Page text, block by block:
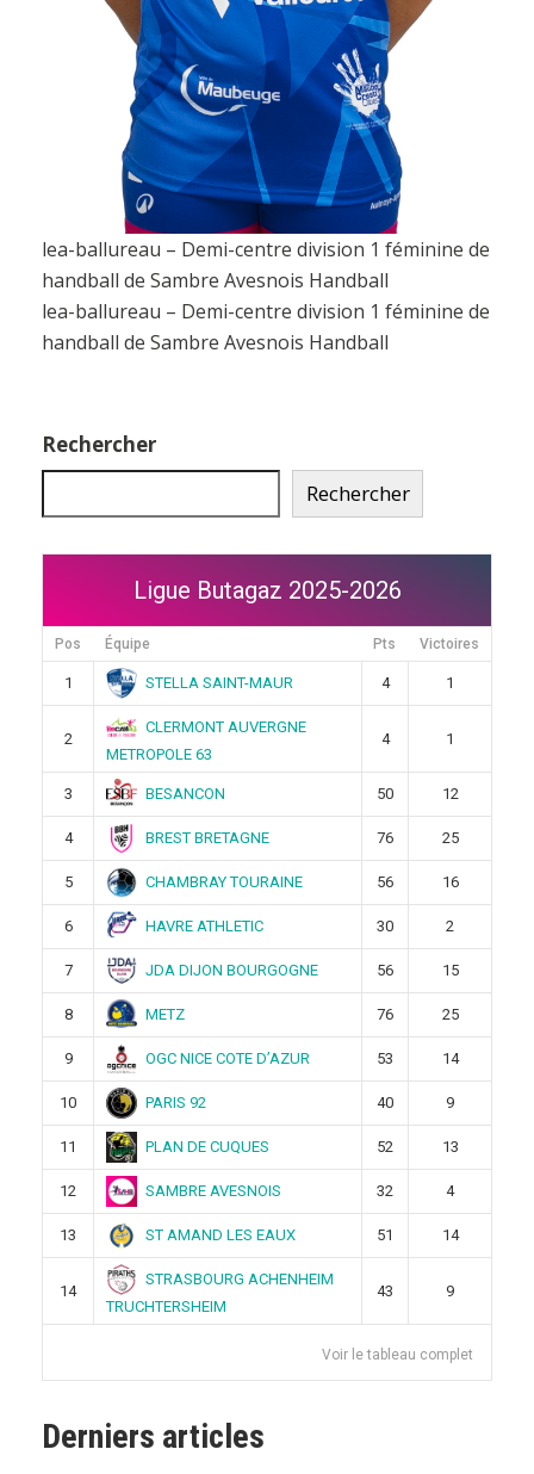
lea-ballureau – Demi-centre division 1 féminine de
handball de Sambre Avesnois Handball
lea-ballureau – Demi-centre division 1 féminine de
handball de Sambre Avesnois Handball
Rechercher
Rechercher
Ligue Butagaz 2025-2026
Pos Équipe Pts Victoires
1 STELLA SAINT-MAUR 4 1
2
CLERMONT AUVERGNE
METROPOLE 63
4 1
3 BESANCON 50 12
4 BREST BRETAGNE 76 25
5 CHAMBRAY TOURAINE 56 16
6 HAVRE ATHLETIC 30 2
7 JDA DIJON BOURGOGNE 56 15
8 METZ 76 25
9 OGC NICE COTE D’AZUR 53 14
10 PARIS 92 40 9
11 PLAN DE CUQUES 52 13
12 SAMBRE AVESNOIS 32 4
13 ST AMAND LES EAUX 51 14
14
STRASBOURG ACHENHEIM
TRUCHTERSHEIM
43 9
Voir le tableau complet
Derniers articles